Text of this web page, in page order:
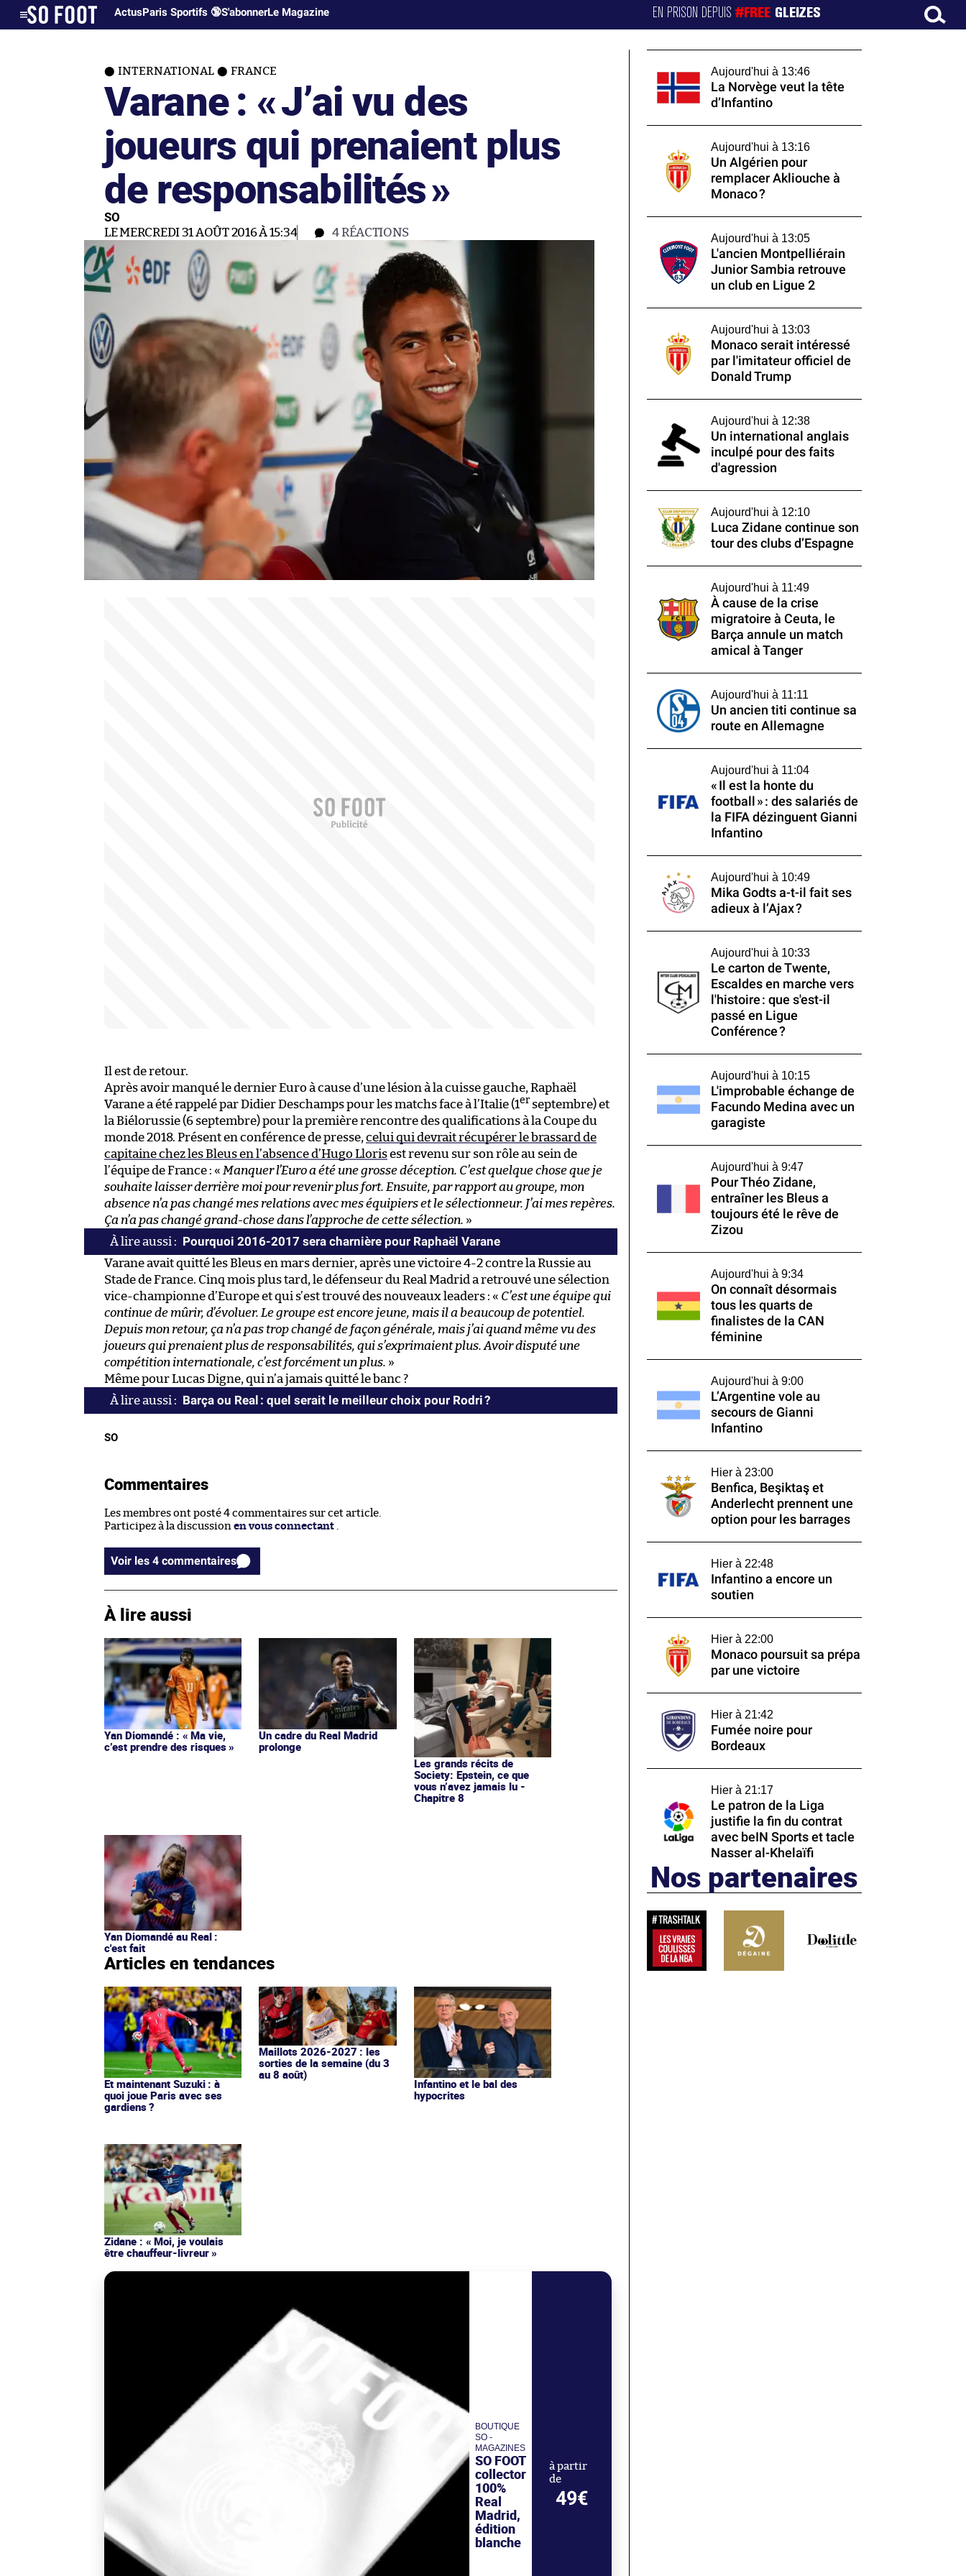
ActusParis Sportifs 🔞S'abonnerLe Magazine EN PRISON DEPUIS#FREE GLEIZES
INTERNATIONAL FRANCE
Varane : «J’ai vu des
joueurs qui prenaient plus
de responsabilités»
SO
LE MERCREDI 31 AOÛT 2016 À 15:34 4RÉACTIONS
Il est de retour.
Après avoir manqué le dernier Euro à cause d’une lésion à la cuisse gauche, Raphaël
Varane a été rappelé par Didier Deschamps pour les matchs face à l’Italie (1er septembre) et
la Biélorussie (6 septembre) pour la première rencontre des qualifications à la Coupe du
monde 2018. Présent en conférence de presse, celui qui devrait récupérer le brassard de
capitaine chez les Bleus en l’absence d’Hugo Llorisest revenu sur son rôle au sein de
l’équipe de France : « Manquer l’Euro a été une grosse déception. C’est quelque chose que je
souhaite laisser derrière moi pour revenir plus fort. Ensuite, par rapport au groupe, mon
absence n’a pas changé mes relations avec mes équipiers et le sélectionneur. J’ai mes repères.
Ça n’a pas changé grand-chose dans l’approche de cette sélection. »
Pourquoi 2016-2017 sera charnière pour Raphaël Varane
Varane avait quitté les Bleus en mars dernier, après une victoire 4-2 contre la Russie au
Stade de France. Cinq mois plus tard, le défenseur du Real Madrid a retrouvé une sélection
vice-championne d’Europe et qui s’est trouvé des nouveaux leaders : « C’est une équipe qui
continue de mûrir, d’évoluer. Le groupe est encore jeune, mais il a beaucoup de potentiel.
Depuis mon retour, ça n’a pas trop changé de façon générale, mais j’ai quand même vu des
joueurs qui prenaient plus de responsabilités, qui s’exprimaient plus. Avoir disputé une
compétition internationale, c’est forcément un plus. »
Même pour Lucas Digne, qui n’a jamais quitté le banc ?
Barça ou Real : quel serait le meilleur choix pour Rodri ?
SO
Commentaires
Les membres ont posté 4 commentaires sur cet article.
Participez à la discussion en vous connectant .
Voir les 4 commentaires
À lire aussi
Yan Diomandé : « Ma vie,
c’est prendre des risques »
Un cadre du Real Madrid
prolonge
Les grands récits de
Society: Epstein, ce que
vous n’avez jamais lu -
Chapitre 8
Yan Diomandé au Real :
c'est fait
Articles en tendances
Et maintenant Suzuki : à
quoi joue Paris avec ses
gardiens ?
Maillots 2026-2027 : les
sorties de la semaine (du 3
au 8 août)
Infantino et le bal des
hypocrites
Zidane : « Moi, je voulais
être chauffeur-livreur »
BOUTIQUE
SO -
MAGAZINES
SO FOOT
collector
100%
Real
Madrid,
édition
blanche
à partir
de
49€
Aujourd'hui à 13:46
La Norvège veut la tête
d’Infantino
Aujourd'hui à 13:16
Un Algérien pour
remplacer Akliouche à
Monaco ?
Aujourd'hui à 13:05
L'ancien Montpelliérain
Junior Sambia retrouve
un club en Ligue 2
Aujourd'hui à 13:03
Monaco serait intéressé
par l'imitateur officiel de
Donald Trump
Aujourd'hui à 12:38
Un international anglais
inculpé pour des faits
d'agression
Aujourd'hui à 12:10
Luca Zidane continue son
tour des clubs d’Espagne
Aujourd'hui à 11:49
À cause de la crise
migratoire à Ceuta, le
Barça annule un match
amical à Tanger
Aujourd'hui à 11:11
Un ancien titi continue sa
route en Allemagne
Aujourd'hui à 11:04
« Il est la honte du
football » : des salariés de
la FIFA dézinguent Gianni
Infantino
Aujourd'hui à 10:49
Mika Godts a-t-il fait ses
adieux à l’Ajax ?
Aujourd'hui à 10:33
Le carton de Twente,
Escaldes en marche vers
l'histoire : que s'est-il
passé en Ligue
Conférence ?
Aujourd'hui à 10:15
L'improbable échange de
Facundo Medina avec un
garagiste
Aujourd'hui à 9:47
Pour Théo Zidane,
entraîner les Bleus a
toujours été le rêve de
Zizou
Aujourd'hui à 9:34
On connaît désormais
tous les quarts de
finalistes de la CAN
féminine
Aujourd'hui à 9:00
L’Argentine vole au
secours de Gianni
Infantino
Hier à 23:00
Benfica, Beşiktaş et
Anderlecht prennent une
option pour les barrages
Hier à 22:48
Infantino a encore un
soutien
Hier à 22:00
Monaco poursuit sa prépa
par une victoire
Hier à 21:42
Fumée noire pour
Bordeaux
Hier à 21:17
Le patron de la Liga
justifie la fin du contrat
avec beIN Sports et tacle
Nasser al-Khelaïfi
Nos partenaires